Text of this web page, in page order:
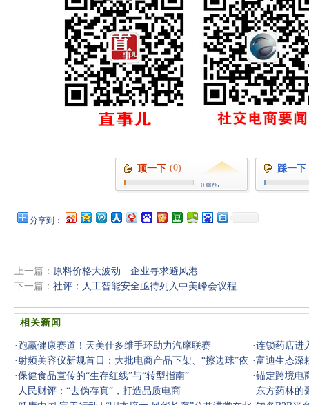
顶一下 (0)
0.00%
踩一下
分享到：
上一篇： 原料价格大波动 企业寻求避风港
下一篇： 社评：人工智能安全亟待列入中美峰会议程
相关新闻
· 跑赢健康赛道！天美仕多维手环助力汽摩联赛 ·连锁药店进
·射频美容仪新规首日：大批电商产品下架、“擦边球”依
然存在
·富迪生态深
·保健食品宣传的“生存红线”与“转型指南” ·锚定跨境电
· 人民财评：“去伪存真”，打造品质电商 · 东方药林的